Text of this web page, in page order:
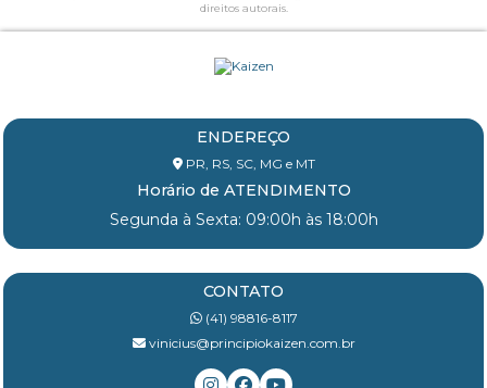
direitos autorais.
ENDEREÇO
PR, RS, SC, MG e MT
Horário de ATENDIMENTO
Segunda à Sexta: 09:00h às 18:00h
CONTATO
(41) 98816-8117
vinicius@principiokaizen.com.br